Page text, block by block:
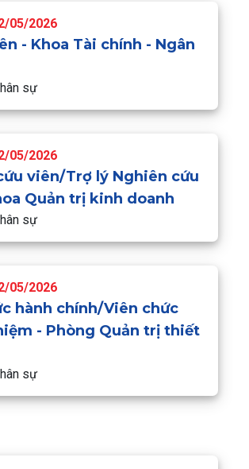
05/2026
- Khoa Tài chính - Ngân
sự
05/2026
viên/Trợ lý Nghiên cứu
Quản trị kinh doanh
sự
05/2026
hành chính/Viên chức
- Phòng Quản trị thiết
sự